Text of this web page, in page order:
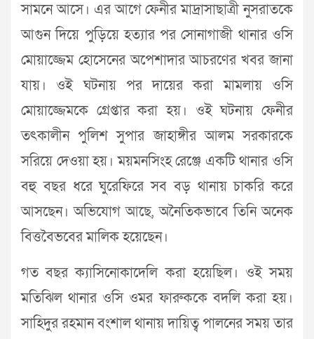
সামনে আসে। এর আগে ফেনীর মাদ্রাসাছাত্রী নুসরাতকে
আগুন দিয়ে পুড়িয়ে হত্যার পর সোনাগাজী থানার ওসি
মোয়াজ্জেম হোসেনের অপেশাদার আচরণের খবর জানা
যায়। ওই ঘটনায় পর দায়ের করা মামলায় ওসি
মোয়াজ্জেমকে গ্রেপ্তার করা হয়। ওই ঘটনায় ফেনীর
তৎকালীন পুলিশ সুপার জাহাঙ্গীর আলম সরকারকে
সরিয়ে দেওয়া হয়। ময়মনসিংহ রেঞ্জে একটি থানার ওসি
বহু বছর ধরে ঘুরেফিরে সব বড় থানায় চাকরি করে
আসছেন। অভিযোগ আছে, অনৈতিকভাবে তিনি অনেক
বিত্তবৈভবের মালিক হয়েছেন।
গত বছর ক্যাসিনোকাদেলি করা হয়েছিল। ওই সময়
মতিঝিল থানার ওসি ওমর ফারুককে বদলি করা হয়।
সাহিদুর রহমান বংশাল থানায় দায়িত্ব পালনের সময় তার